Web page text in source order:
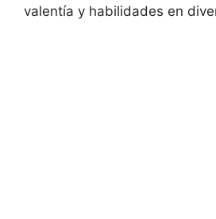
valentía y habilidades en